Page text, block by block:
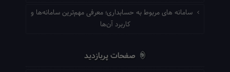
سامانه های مربوط به حسابداری؛ معرفی مهم‌ترین سامانه‌ها و
کاربرد آن‌ها
صفحات پربازدید